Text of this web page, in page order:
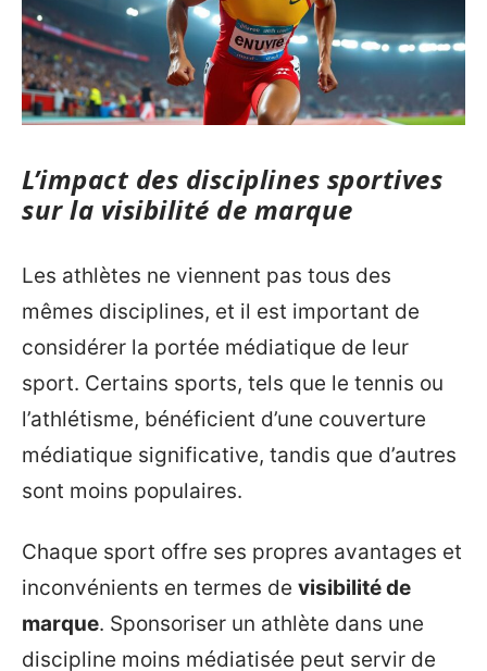
L’impact des disciplines sportives
sur la visibilité de marque
Les athlètes ne viennent pas tous des
mêmes disciplines, et il est important de
considérer la portée médiatique de leur
sport. Certains sports, tels que le tennis ou
l’athlétisme, bénéficient d’une couverture
médiatique significative, tandis que d’autres
sont moins populaires.
Chaque sport offre ses propres avantages et
inconvénients en termes de visibilité de
marque. Sponsoriser un athlète dans une
discipline moins médiatisée peut servir de